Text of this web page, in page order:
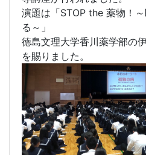
本日７限目は全校生が第１
導講座が行われました。
演題は「STOP the 薬物！
る～」
徳島文理大学香川薬学部の
を賜りました。